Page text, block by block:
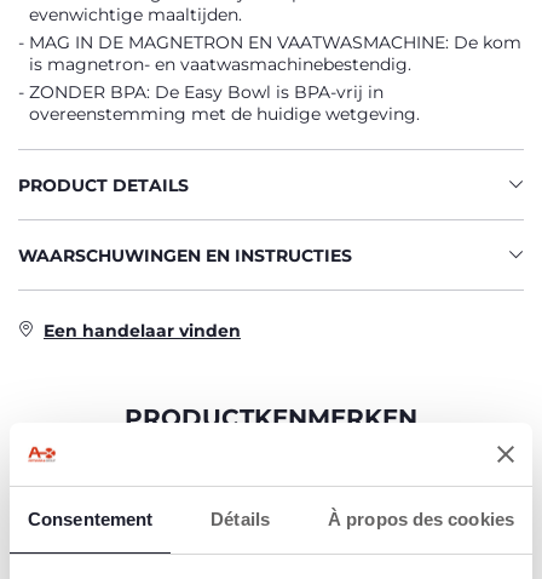
Consentement Détails À propos des cookies
evenwichtige maaltijden.
MAG IN DE MAGNETRON EN VAATWASMACHINE: De kom
is magnetron- en vaatwasmachinebestendig.
ZONDER BPA: De Easy Bowl is BPA-vrij in
overeenstemming met de huidige wetgeving.
PRODUCT DETAILS
WAARSCHUWINGEN EN INSTRUCTIES
Een handelaar vinden
PRODUCTKENMERKEN